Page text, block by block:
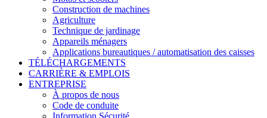
Construction de machines
Agriculture
Technique de jardinage
Appareils ménagers
Applications bureautiques / automatisation des caisses
TÉLÉCHARGEMENTS
CARRIÈRE & EMPLOIS
ENTREPRISE
À propos de nous
Code de conduite
Information Sécurité